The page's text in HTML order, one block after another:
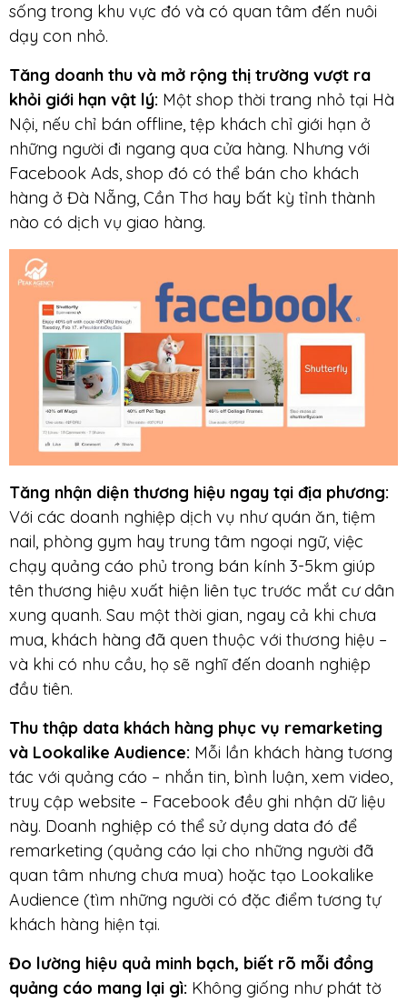
sống trong khu vực đó và có quan tâm đến nuôi
dạy con nhỏ.
Tăng doanh thu và mở rộng thị trường vượt ra
khỏi giới hạn vật lý: Một shop thời trang nhỏ tại Hà
Nội, nếu chỉ bán offline, tệp khách chỉ giới hạn ở
những người đi ngang qua cửa hàng. Nhưng với
Facebook Ads, shop đó có thể bán cho khách
hàng ở Đà Nẵng, Cần Thơ hay bất kỳ tỉnh thành
nào có dịch vụ giao hàng.
Tăng nhận diện thương hiệu ngay tại địa phương:
Với các doanh nghiệp dịch vụ như quán ăn, tiệm
nail, phòng gym hay trung tâm ngoại ngữ, việc
chạy quảng cáo phủ trong bán kính 3-5km giúp
tên thương hiệu xuất hiện liên tục trước mắt cư dân
xung quanh. Sau một thời gian, ngay cả khi chưa
mua, khách hàng đã quen thuộc với thương hiệu –
và khi có nhu cầu, họ sẽ nghĩ đến doanh nghiệp
đầu tiên.
Thu thập data khách hàng phục vụ remarketing
và Lookalike Audience: Mỗi lần khách hàng tương
tác với quảng cáo – nhắn tin, bình luận, xem video,
truy cập website – Facebook đều ghi nhận dữ liệu
này. Doanh nghiệp có thể sử dụng data đó để
remarketing (quảng cáo lại cho những người đã
quan tâm nhưng chưa mua) hoặc tạo Lookalike
Audience (tìm những người có đặc điểm tương tự
khách hàng hiện tại.
Đo lường hiệu quả minh bạch, biết rõ mỗi đồng
quảng cáo mang lại gì: Không giống như phát tờ